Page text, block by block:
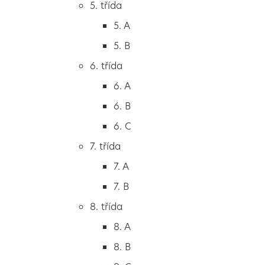
2. B
3. A
4. A
5. A
5. třída
5. A
5. B
6. třída
6. A
6. B
6. C
7. třída
7. A
7. B
8. třída
8. A
8. B